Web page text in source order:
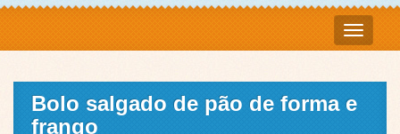
Bolo salgado de pão de forma e
frango